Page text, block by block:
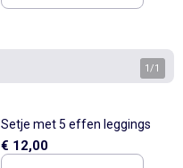
1 /1
Setje met 5 effen leggings
€ 12,00